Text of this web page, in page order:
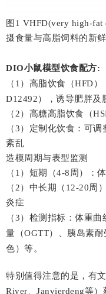
图1 VHFD(very high-
摄食量与高脂饲料的新
DIO小鼠模型饮食配方:
（1）高脂饮食（HFD
D12492），诱导肥胖及
（2）高糖高脂饮食（
（3）定制化饮食：可
紊乱
造模周期与表型监测
（1）短期（4-8周）：
（2）中长期（12-20周
炎症
（3）检测指标：体重
量（OGTT）、胰岛素
色）等。
特别值得注意的是，有
River、Janvierdeng等